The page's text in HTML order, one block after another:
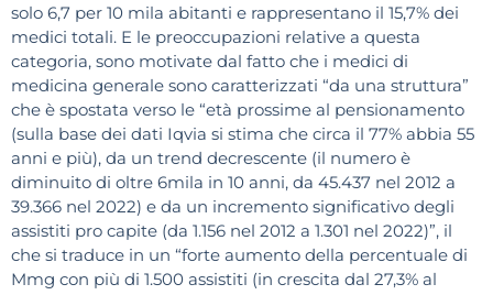
solo 6,7 per 10 mila abitanti e rappresentano il 15,7% dei
medici totali. E le preoccupazioni relative a questa
categoria, sono motivate dal fatto che i medici di
medicina generale sono caratterizzati “da una struttura”
che è spostata verso le “età prossime al pensionamento
(sulla base dei dati Iqvia si stima che circa il 77% abbia 55
anni e più), da un trend decrescente (il numero è
diminuito di oltre 6mila in 10 anni, da 45.437 nel 2012 a
39.366 nel 2022) e da un incremento significativo degli
assistiti pro capite (da 1.156 nel 2012 a 1.301 nel 2022)”, il
che si traduce in un “forte aumento della percentuale di
Mmg con più di 1.500 assistiti (in crescita dal 27,3% al